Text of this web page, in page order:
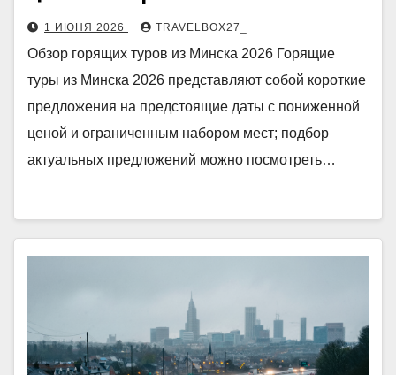
1 ИЮНЯ 2026 TRAVELBOX27_
Обзор горящих туров из Минска 2026 Горящие
туры из Минска 2026 представляют собой короткие
предложения на предстоящие даты с пониженной
ценой и ограниченным набором мест; подбор
актуальных предложений можно посмотреть…